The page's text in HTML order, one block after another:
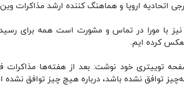
اتحادیه اروپا و هماهنگ‌ کننده ارشد مذاکرات
نیز با مورا در تماس و مشورت است همه برای
کرده ایم.
توییتری خود نوشت: بعد از هفته‌ها مذاکرات
توافق نشده باشد، درباره هیچ چیز توافق